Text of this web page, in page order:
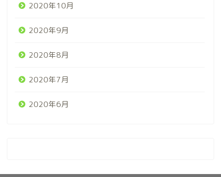
2020年10月
2020年9月
2020年8月
2020年7月
2020年6月